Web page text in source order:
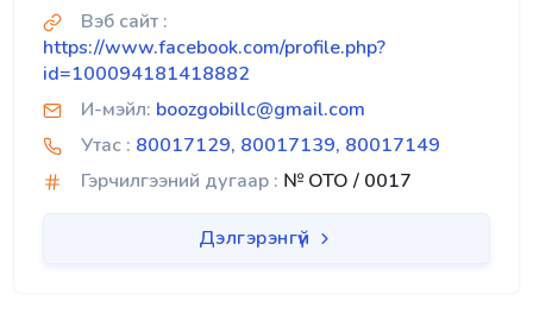
Вэб сайт :
https://www.facebook.com/profile.php?
id=100094181418882
И-мэйл: boozgobillc@gmail.com
Утас : 80017129, 80017139, 80017149
Гэрчилгээний дугаар : № OTO / 0017
Дэлгэрэнгүй